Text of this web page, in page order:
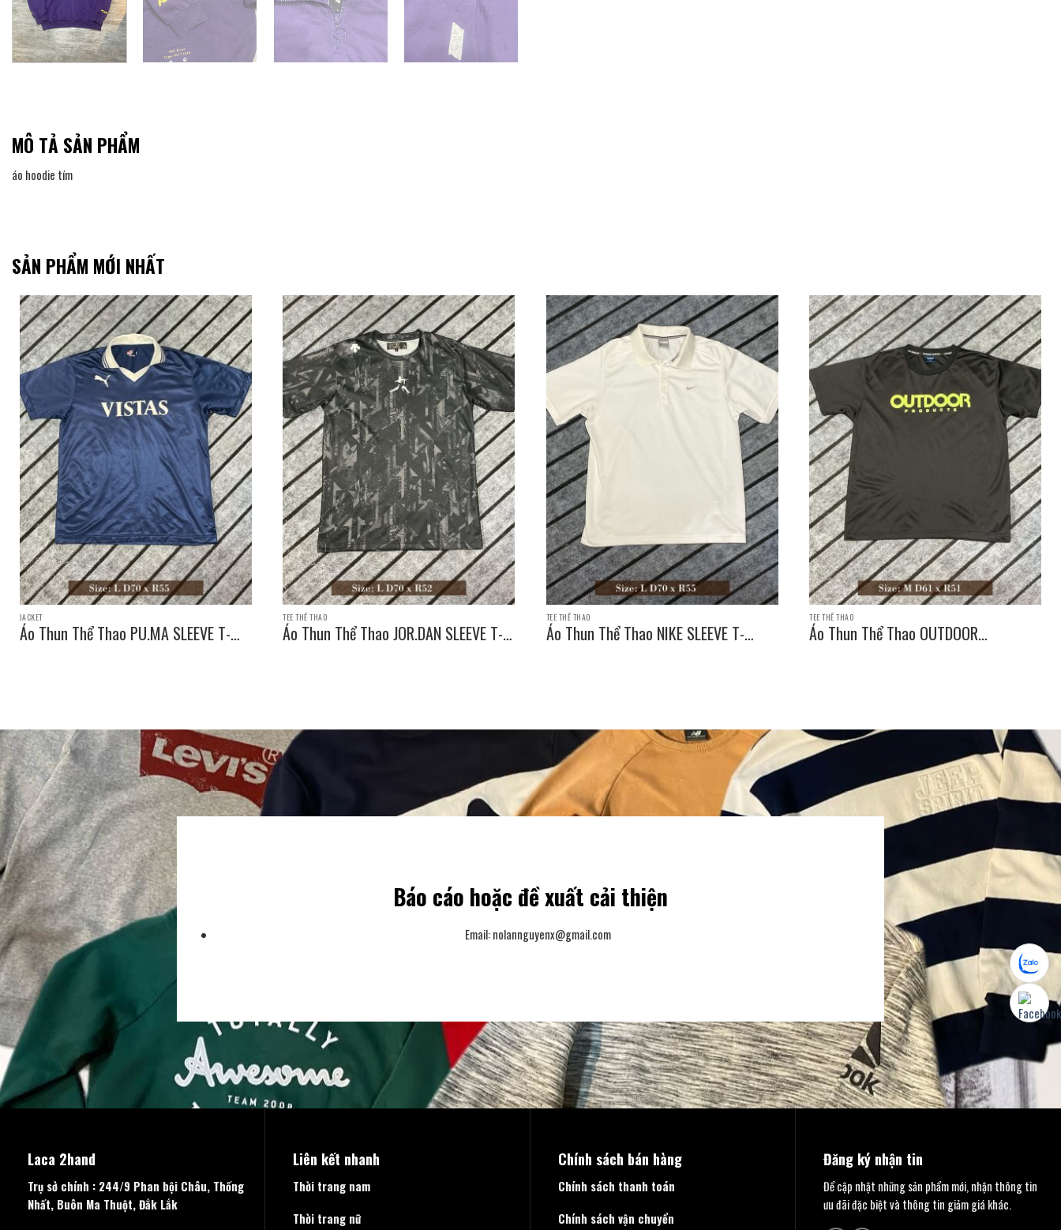
MÔ TẢ SẢN PHẨM
áo hoodie tím
SẢN PHẨM MỚI NHẤT
JACKET
Áo Thun Thể Thao PU.MA SLEEVE T-
TEE THỂ THAO
Áo Thun Thể Thao JOR.DAN SLEEVE T-
TEE THỂ THAO
Áo Thun Thể Thao NIKE SLEEVE T-
TEE THỂ THAO
Áo Thun Thể Thao OUTDOOR
Báo cáo hoặc đề xuất cải thiện
Email:nolannguyenx@gmail.com
Laca 2hand
Trụ sở chính : 244/9 Phan bội Châu, Thống
Nhất, Buôn Ma Thuột, Đắk Lắk
Liên kết nhanh
Thời trang nam
Thời trang nữ
Chính sách bán hàng
Chính sách thanh toán
Chính sách vận chuyển
Đăng ký nhận tin
Để cập nhật những sản phẩm mới, nhận thông tin
ưu đãi đặc biệt và thông tin giảm giá khác.